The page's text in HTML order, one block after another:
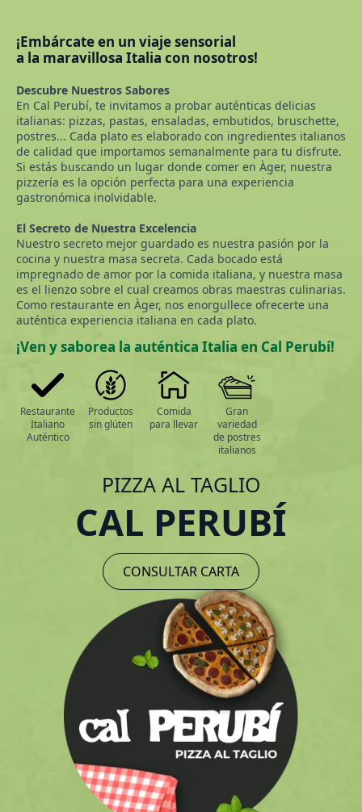
¡Embárcate en un viaje sensorial
a la maravillosa Italia con nosotros!
Descubre Nuestros Sabores
En Cal Perubí, te invitamos a probar auténticas delicias
italianas: pizzas, pastas, ensaladas, embutidos, bruschette,
postres... Cada plato es elaborado con ingredientes italianos
de calidad que importamos semanalmente para tu disfrute.
Si estás buscando un lugar donde comer en Àger, nuestra
pizzería es la opción perfecta para una experiencia
gastronómica inolvidable.
El Secreto de Nuestra Excelencia
Nuestro secreto mejor guardado es nuestra pasión por la
cocina y nuestra masa secreta. Cada bocado está
impregnado de amor por la comida italiana, y nuestra masa
es el lienzo sobre el cual creamos obras maestras culinarias.
Como restaurante en Àger, nos enorgullece ofrecerte una
auténtica experiencia italiana en cada plato.
¡Ven y saborea la auténtica Italia en Cal Perubí!
Restaurante
Italiano
Auténtico
Productos
sin glúten
Comida
para llevar
Gran
variedad
de postres
italianos
PIZZA AL TAGLIO
CAL PERUBÍ
CONSULTAR CARTA